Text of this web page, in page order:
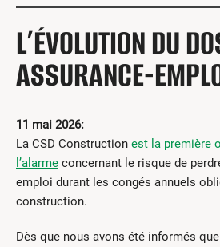
L’ÉVOLUTION DU
ASSURANCE-
11 mai 2026:
La CSD Construction est la première
l’alarme concernant le risque de
emploi durant les congés annuels
construction.
Dès que nous avons été informés